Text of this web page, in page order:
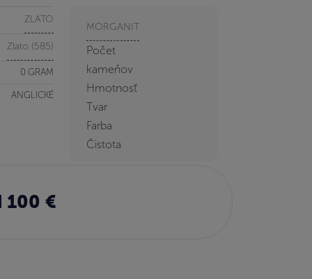
ZLATO
Zlato (585)
0 GRAM
ANGLICKÉ
MORGANIT
Počet
kameňov
Hmotnosť
Tvar
Farba
Čistota
100 €